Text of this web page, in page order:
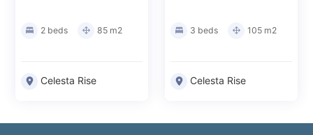
2 beds 85 m2
Celesta Rise
3 beds 105 m2
Celesta Rise